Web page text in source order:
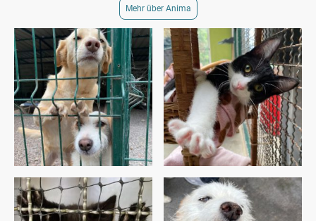
Mehr über Anima